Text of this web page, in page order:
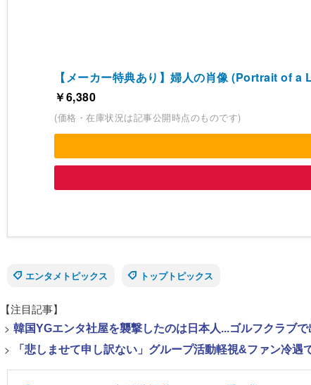
【メーカー特典あり】婦人の肖像 (Portrait of
￥6,380
(価格・在庫状況は記事公開時点のものです)
エンタメトピックス
トップトピックス
【注目記事】
> 韓国YGエンタ社屋を襲撃したのは日本人...ゴルフクラブ
> 「悲しませて申し訳ない」グループ活動軽視&ファン冷